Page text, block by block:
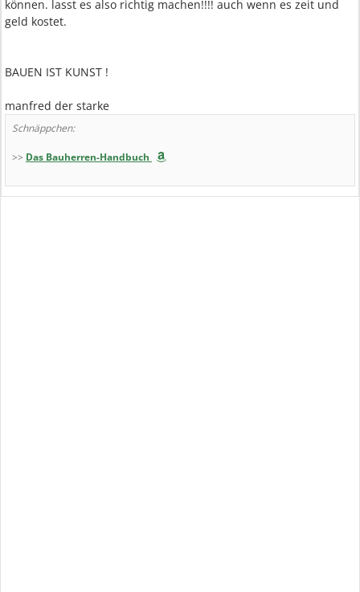
können. lasst es also richtig machen!!!! auch wenn es zeit und
geld kostet.
BAUEN IST KUNST !
manfred der starke
Schnäppchen:
>> Das Bauherren-Handbuch